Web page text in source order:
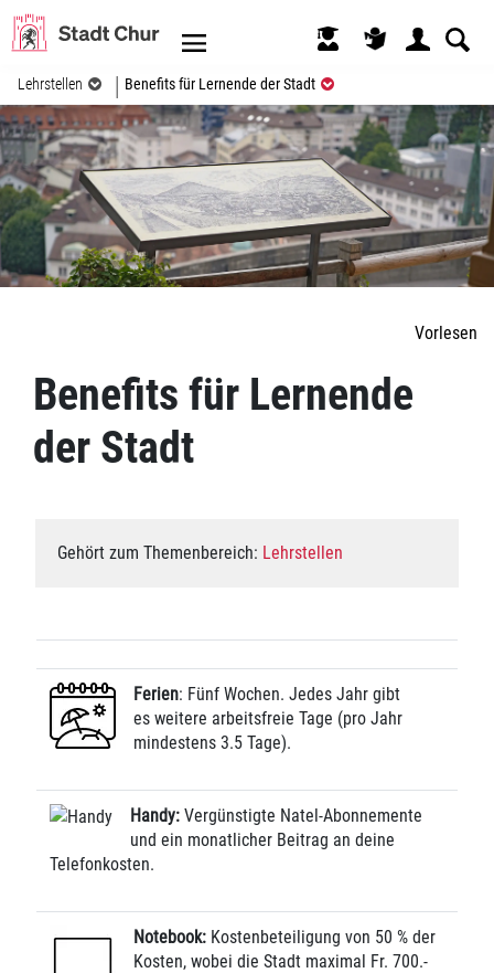
Kopfzeile
Lehrstellen Benefits für Lernende der Stadt(ausgewählt)
Vorlesen
Benefits für Lernende
der Stadt
Gehört zum Themenbereich: Lehrstellen
Ferien: Fünf Wochen. Jedes Jahr gibt
es weitere arbeitsfreie Tage (pro Jahr
mindestens 3.5 Tage).
Handy: Vergünstigte Natel-Abonnemente
und ein monatlicher Beitrag an deine
Telefonkosten.
Notebook: Kostenbeteiligung von 50 % der
Kosten, wobei die Stadt maximal Fr. 700.-
Zugehörige Objekte